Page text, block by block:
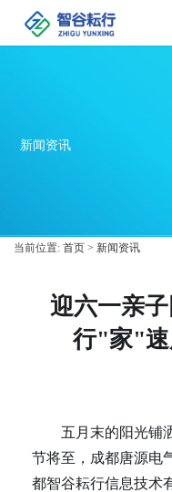
新闻资讯
当前位置: 首页 > 新闻资讯
迎六一亲
行"家"速
五月末的阳光铺
节将至，成都唐源电
都智谷耘行信息技术